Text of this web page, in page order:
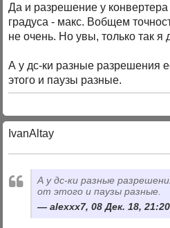
Да и разрешение у
градуса - макс. Вобщем
не очень. Но увы, только так я
А у дс-ки разные разрешения
этого и паузы разные.
IvanAltay
А у дс-ки разные
от этого и паузы разные.
alexxx7, 08 Дек. 18, 21:20